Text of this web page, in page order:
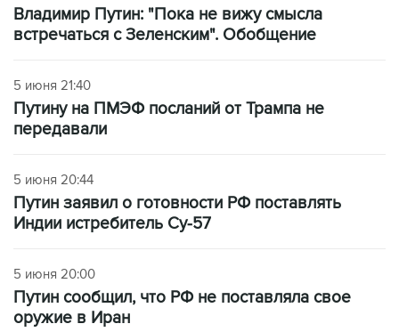
Владимир Путин: "Пока не вижу смысла
встречаться с Зеленским". Обобщение
5 июня 21:40
Путину на ПМЭФ посланий от Трампа не
передавали
5 июня 20:44
Путин заявил о готовности РФ поставлять
Индии истребитель Су-57
5 июня 20:00
Путин сообщил, что РФ не поставляла свое
оружие в Иран